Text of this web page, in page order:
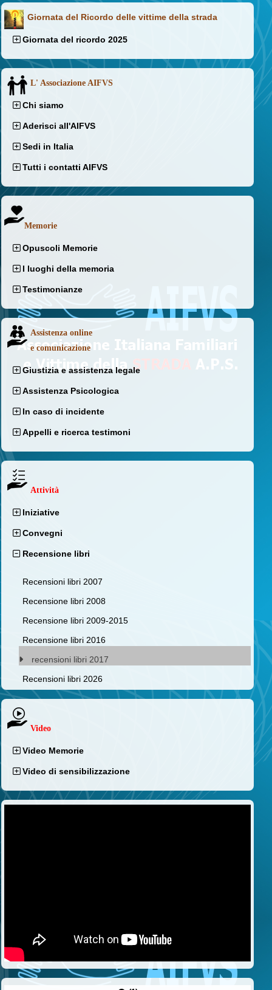
Giornata del Ricordo delle vittime della strada
Giornata del ricordo 2025
L' Associazione AIFVS
Chi siamo
Aderisci all'AIFVS
Sedi in Italia
Tutti i contatti AIFVS
Memorie
Opuscoli Memorie
I luoghi della memoria
Testimonianze
Assistenza online
e comunicazione
Giustizia e assistenza legale
Assistenza Psicologica
In caso di incidente
Appelli e ricerca testimoni
Attività
Iniziative
Convegni
Recensione libri
Recensioni libri 2007
Recensione libri 2008
Recensione libri 2009-2015
Recensione libri 2016
recensioni libri 2017
Recensioni libri 2026
Video
Video Memorie
Video di sensibilizzazione